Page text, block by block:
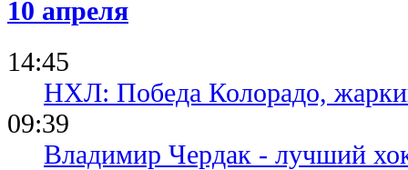
10 апреля
14:45
НХЛ: Победа Колорадо,
09:39
Владимир Чердак - лучший